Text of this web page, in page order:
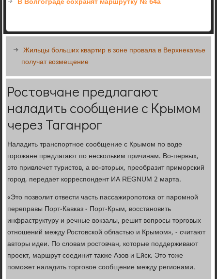
Жильцы больших квартир в зоне провала в Верхнекамье
получат возмещение
Ростовчане предлагают
наладить сообщение с Крымом
через Таганрог
Наладить транспортное сообщение с Крымом по воде
горожане предлагают по нескольким причинам. Во-первых,
это привлечет туристов, а во-вторых, преобразит приморский
город, передает корреспондент ИА REGNUM 2 марта.
«Это позволит отвести часть пассажиропотока от паромной
переправы Порт-Кавказ - Порт-Крым, восстановить
инфраструктуру и речные вокзалы, решит вопросы торговых
отношений между Ростовской областью и Крымом», - считают
авторы идеи. По словам ростовчан, которые поддерживают
проект, маршрут соединит также Азов и Ейск. Это тоже
поможет наладить торговое сообщение между регионами.